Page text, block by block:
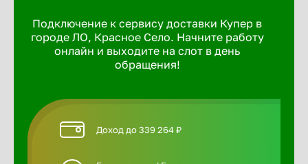
Подключение к сервису доставки Купер в
городе ЛО, Красное Село. Начните работу
онлайн и выходите на слот в день
обращения!
Доход до 339 264 ₽